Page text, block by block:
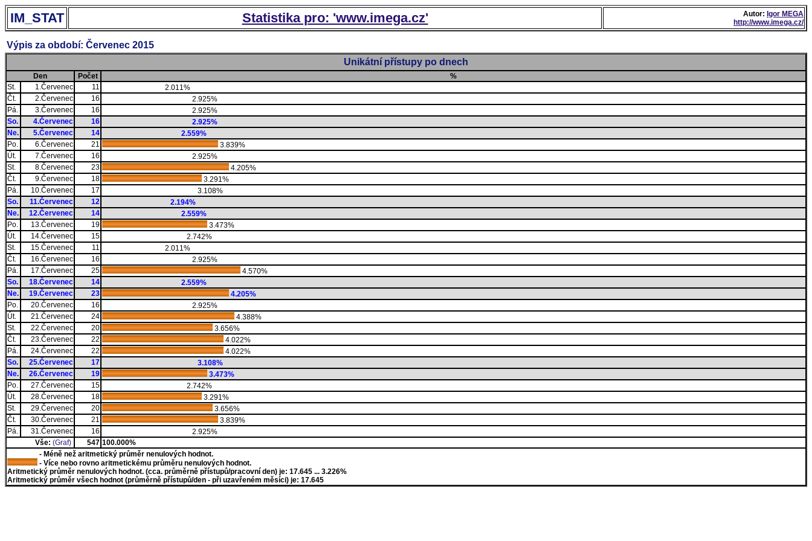
IM_STAT Statistika pro: 'www.imega.cz' Autor: Igor MEGA
http://www.imega.cz/
Výpis za období: Červenec 2015
Unikátní přístupy po dnech
Den Počet
%
St.
1.Červenec 11
2.011%
Čt.
2.Červenec 16
2.925%
Pá.
3.Červenec 16
2.925%
So.
4.Červenec 16
2.925%
Ne.
5.Červenec 14
2.559%
Po.
6.Červenec 21
3.839%
Út.
7.Červenec 16
2.925%
St.
8.Červenec 23
4.205%
Čt.
9.Červenec 18
3.291%
Pá.
10.Červenec 17
3.108%
So.
11.Červenec 12
2.194%
Ne.
12.Červenec 14
2.559%
Po.
13.Červenec 19
3.473%
Út.
14.Červenec 15
2.742%
St.
15.Červenec 11
2.011%
Čt.
16.Červenec 16
2.925%
Pá.
17.Červenec 25
4.570%
So.
18.Červenec 14
2.559%
Ne.
19.Červenec 23
4.205%
Po.
20.Červenec 16
2.925%
Út.
21.Červenec 24
4.388%
St.
22.Červenec 20
3.656%
Čt.
23.Červenec 22
4.022%
Pá.
24.Červenec 22
4.022%
So.
25.Červenec 17
3.108%
Ne.
26.Červenec 19
3.473%
Po.
27.Červenec 15
2.742%
Út.
28.Červenec 18
3.291%
St.
29.Červenec 20
3.656%
Čt.
30.Červenec 21
3.839%
Pá.
31.Červenec 16
2.925%
Vše: (Graf) 547 100.000%
- Méně než aritmetický průměr nenulových hodnot.
- Více nebo rovno aritmetickému průměru nenulových hodnot.
Aritmetický průměr nenulových hodnot. (cca. průměrně přístupů/pracovní den) je: 17.645 ... 3.226%
Aritmetický průměr všech hodnot (průměrně přístupů/den - při uzavřeném měsíci) je: 17.645